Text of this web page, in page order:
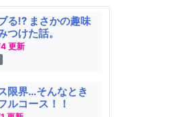
る!? まさかの趣味
つけた話。
更新
限界…そんなとき
ルコース！！